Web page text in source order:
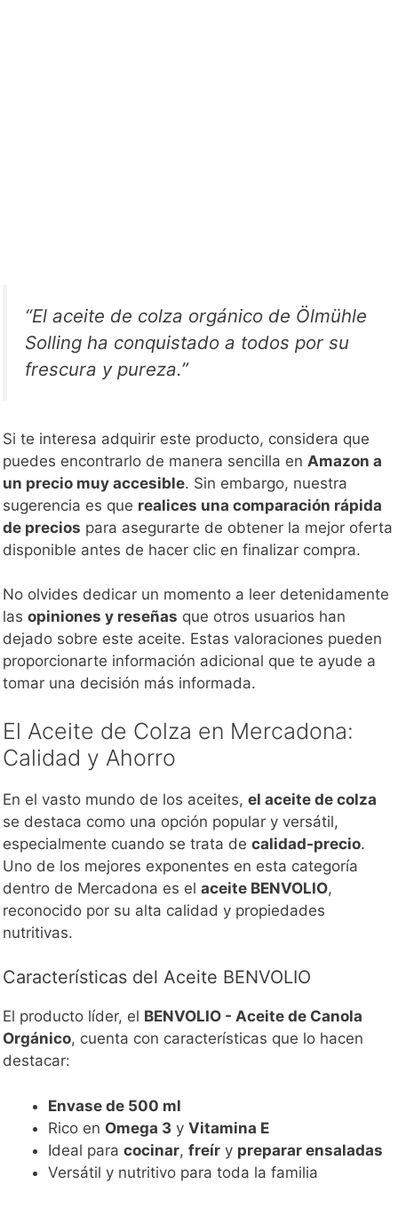
“El aceite de colza orgánico de Ölmühle
Solling ha conquistado a todos por su
frescura y pureza.”
Si te interesa adquirir este producto, considera que
puedes encontrarlo de manera sencilla en Amazon a
un precio muy accesible. Sin embargo, nuestra
sugerencia es que realices una comparación rápida
de precios para asegurarte de obtener la mejor oferta
disponible antes de hacer clic en finalizar compra.
No olvides dedicar un momento a leer detenidamente
las opiniones y reseñas que otros usuarios han
dejado sobre este aceite. Estas valoraciones pueden
proporcionarte información adicional que te ayude a
tomar una decisión más informada.
El Aceite de Colza en Mercadona:
Calidad y Ahorro
En el vasto mundo de los aceites, el aceite de colza
se destaca como una opción popular y versátil,
especialmente cuando se trata de calidad-precio.
Uno de los mejores exponentes en esta categoría
dentro de Mercadona es el aceite BENVOLIO,
reconocido por su alta calidad y propiedades
nutritivas.
Características del Aceite BENVOLIO
El producto líder, el BENVOLIO - Aceite de Canola
Orgánico, cuenta con características que lo hacen
destacar:
Envase de 500 ml
Rico en Omega 3 y Vitamina E
Ideal para cocinar, freír y preparar ensaladas
Versátil y nutritivo para toda la familia